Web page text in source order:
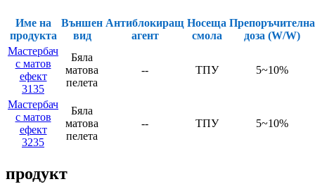
Име на
продукта
Външен
вид
Антиблокиращ
агент
Носеща
смола
Препоръчителна
доза (W/W)
Мастербач
с матов
ефект
3135
Бяла
матова
пелета
-- ТПУ 5~10%
Мастербач
с матов
ефект
3235
Бяла
матова
пелета
-- ТПУ 5~10%
продукт